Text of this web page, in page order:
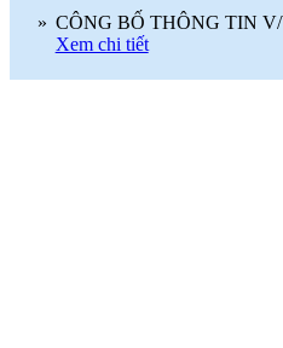
» CÔNG BỐ THÔNG TIN
Xem chi tiết